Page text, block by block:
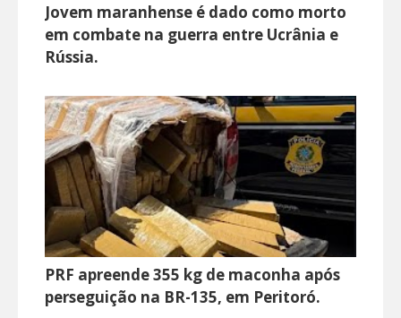
Jovem maranhense é dado como morto
em combate na guerra entre Ucrânia e
Rússia.
PRF apreende 355 kg de maconha após
perseguição na BR-135, em Peritoró.